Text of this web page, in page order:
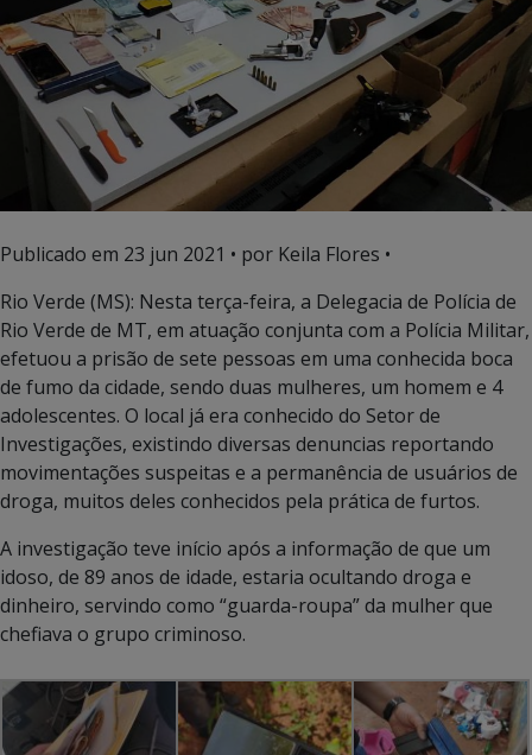
Publicado em 23 jun 2021 • por Keila Flores •
Rio Verde (MS): Nesta terça-feira, a Delegacia de Polícia de
Rio Verde de MT, em atuação conjunta com a Polícia Militar,
efetuou a prisão de sete pessoas em uma conhecida boca
de fumo da cidade, sendo duas mulheres, um homem e 4
adolescentes. O local já era conhecido do Setor de
Investigações, existindo diversas denuncias reportando
movimentações suspeitas e a permanência de usuários de
droga, muitos deles conhecidos pela prática de furtos.
A investigação teve início após a informação de que um
idoso, de 89 anos de idade, estaria ocultando droga e
dinheiro, servindo como “guarda-roupa” da mulher que
chefiava o grupo criminoso.